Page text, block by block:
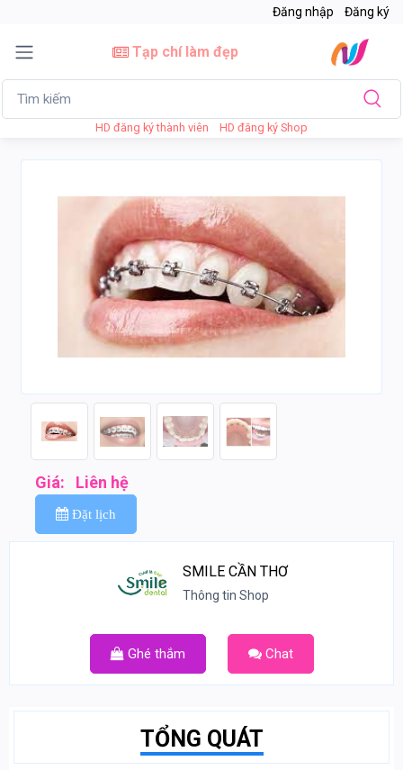
Đăng nhập Đăng ký
Tạp chí làm đẹp
HD đăng ký thành viên HD đăng ký Shop
Giá: Liên hệ
Đặt lịch
SMILE CẦN THƠ
Thông tin Shop
Ghé thắm Chat
TỔNG QUÁT